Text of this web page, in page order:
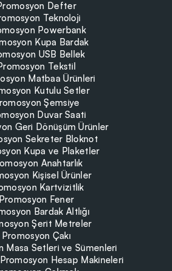
Defter
Teknoloji
Powerbank
Kupa Bardak
USB Bellek
Tekstil
Matbaa Ürünleri
Kutulu Setler
Şemsiye
Duvar Saati
Geri Dönüşüm Ürünler
Sekreter Bloknot
Kupa ve Plaketler
Anahtarlık
Kişisel Ürünler
Kartvizitlik
Promosyon Fener
Bardak Altlığı
Şerit Metreler
Promosyon Çakı
Masa Setleri ve Sümenleri
Hesap Makineleri